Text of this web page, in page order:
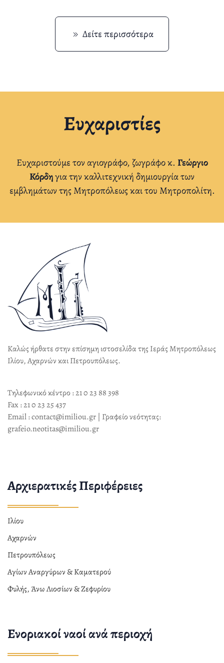
Δείτε περισσότερα
Ευχαριστίες
Ευχαριστούμε τον αγιογράφο, ζωγράφο κ. Γεώργιο
Κόρδηγια την καλλιτεχνική δημιουργία των
εμβλημάτων της Μητροπόλεως και του Μητροπολίτη.
Καλώς ήρθατε στην επίσημη ιστοσελίδα της Ιεράς Μητροπόλεως
Ιλίου, Αχαρνών και Πετρουπόλεως.
Τηλεφωνικό κέντρο : 21 0 23 88 398
Fax : 21 0 23 25 437
Email : contact@imiliou.gr | Γραφείο νεότητας:
grafeio.neotitas@imiliou.gr
Αρχιερατικές Περιφέρειες
Ιλίου
Αχαρνών
Πετρουπόλεως
Αγίων Αναργύρων & Καματερού
Φυλής, Άνω Λιοσίων & Ζεφυρίου
Ενοριακοί ναοί ανά περιοχή